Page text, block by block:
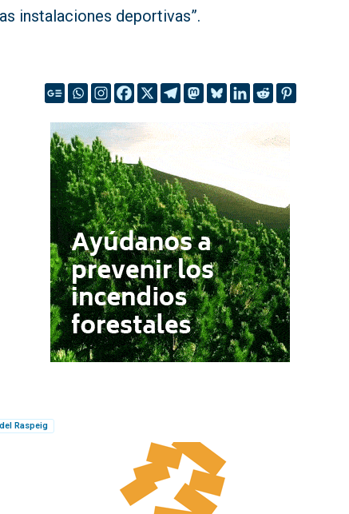
instalaciones deportivas”.
Raspeig